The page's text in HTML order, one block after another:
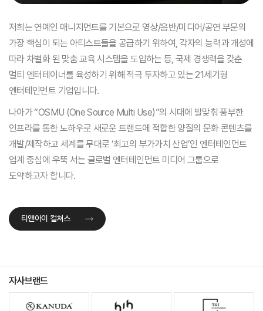
저희는 연예인 매니지먼트를 기본으로 영상/음반/미디어/공연 부문의
가장 핵심이 되는 아티스트들을 공급하기 위하여, 각자의 능력과 개성에
따라 차별화된 맞춤 교육 시스템을 도입하는 등, 국제 경쟁력을 갖춘
멀티 엔터테이너를 육성하기 위해 적극 투자하고 있는 21세기형
엔터테인먼트 기업입니다.
나아가 “OSMU (One Source Multi Use)”의 시대에 발맞춰 풍부한
인프라를 통한 노하우로 새로운 트랜드에 적합한 양질의 문화 콘텐츠를
개발/제작하고 세계를 무대로 ‘최고의 부가가치 산업’인 엔터테인먼트
업계 중심에 우뚝 서는 글로벌 엔터테인먼트 미디어 그룹으로
도약하고자 합니다.
티앤아이 컬쳐스
자사브랜드